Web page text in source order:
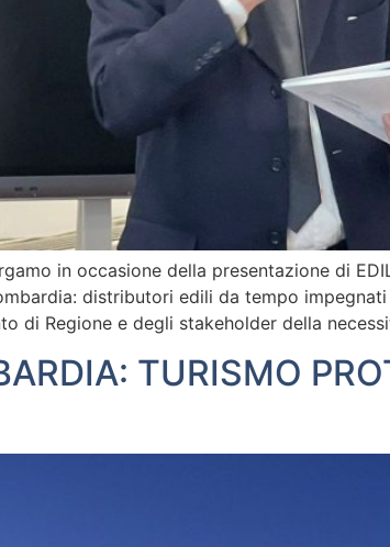
in occasione della presentazione di
distributori edili da tempo
di Regione e degli stakeholder della
TURISMO